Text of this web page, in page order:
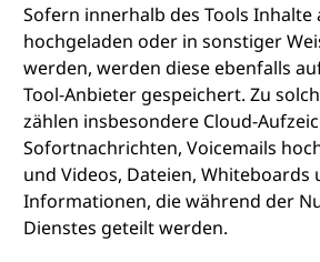
Sofern innerhalb des Tools Inhalte
hochgeladen oder in sonstiger
werden, werden diese ebenfalls
Tool-Anbieter gespeichert. Zu
zählen insbesondere Cloud-
Sofortnachrichten, Voicemails
und Videos, Dateien, Whiteboards
Informationen, die während der
Dienstes geteilt werden.